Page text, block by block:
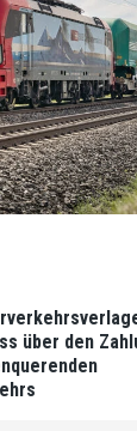
über den